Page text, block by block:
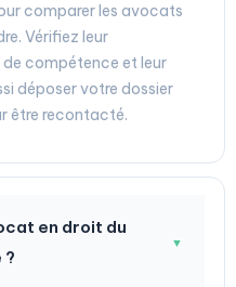
comparer les avocats
Vérifiez leur
de compétence et leur
déposer votre dossier
être recontacté.
en droit du
?
▼